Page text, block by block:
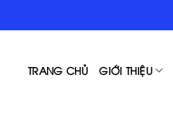
TRANG CHỦ GIỚI THIỆU